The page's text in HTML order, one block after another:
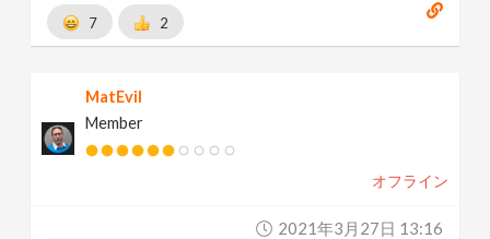
7 2
MatEvil
Member
オフライン
2021年3月27日 13:16